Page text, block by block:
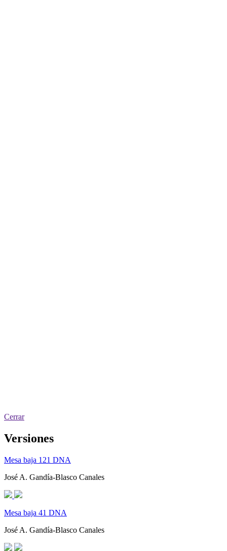
Cerrar
Versiones
Mesa baja 121 DNA
José A. Gandía-Blasco Canales
Mesa baja 41 DNA
José A. Gandía-Blasco Canales